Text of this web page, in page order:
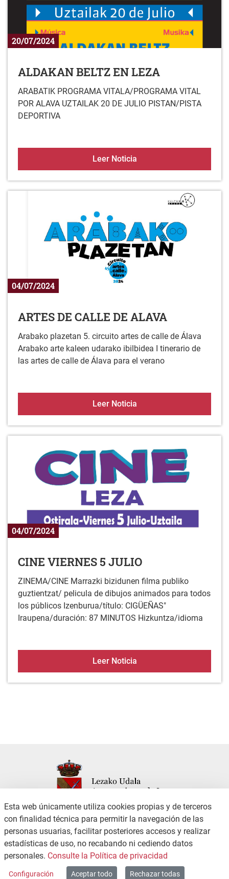
20/07/2024
ALDAKAN BELTZ EN LEZA
ARABATIK PROGRAMA VITALA/PROGRAMA VITAL
POR ALAVA UZTAILAK 20 DE JULIO PISTAN/PISTA
DEPORTIVA
Leer NoticiaALDAKAN BELTZ EN
04/07/2024
ARTES DE CALLE DE ALAVA
Arabako plazetan 5. circuito artes de calle de Álava
Arabako arte kaleen udarako ibilbidea I tinerario de
las artes de calle de Álava para el verano
Leer NoticiaARTES DE CALLE DE
04/07/2024
CINE VIERNES 5 JULIO
ZINEMA/CINE Marrazki bizidunen filma publiko
guztientzat/ pelicula de dibujos animados para todos
los públicos Izenburua/título: CIGÜEÑAS"
Iraupena/duración: 87 MINUTOS Hizkuntza/idioma
Leer NoticiaCINE VIERNES 5 JULIO
CONTACTO
POLÍTICA DE PRIVACIDAD
CANAL DE DENUNCIAS
ACCESIBILIDAD
Esta web únicamente utiliza cookies propias y de terceros
con finalidad técnica para permitir la navegación de las
personas usuarias, facilitar posteriores accesos y realizar
estadísticas de uso, no recabando ni cediendo datos
personales. Consulte la Política de privacidad
Configuración Aceptar todo Rechazar todas